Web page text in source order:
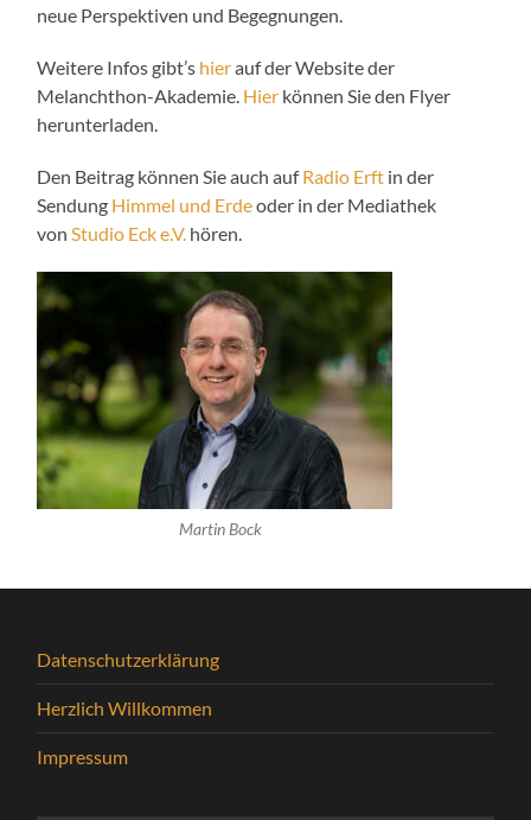
neue Perspektiven und Begegnungen.
Weitere Infos gibt’s hierauf der Website der
Melanchthon-Akademie. Hier können Sie den Flyer
herunterladen.
Den Beitrag können Sie auch aufRadio Erft in der
Sendung Himmel und Erdeoder in der Mediathek
vonStudio Eck e.V. hören.
Martin Bock
Datenschutzerklärung
Herzlich Willkommen
Impressum